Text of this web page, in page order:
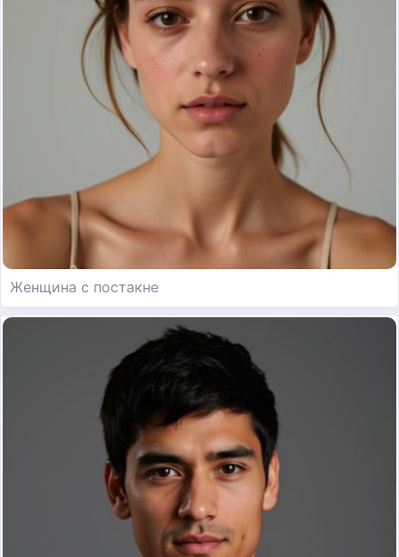
Женщина с постакне